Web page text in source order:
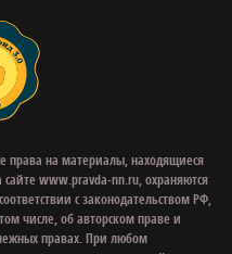
права на материалы, находящиеся
сайте www.pravda-nn.ru, охраняются
с законодательством РФ,
числе, об авторском праве и
правах. При любом